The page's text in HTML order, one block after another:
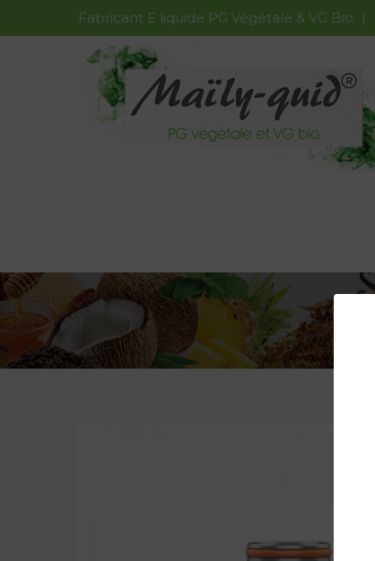
Fabricant E liquide PG Végétale & VG Bio |